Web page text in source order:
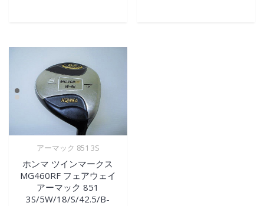
アーマック 851 3S
ホンマ ツインマークス
MG460RF フェアウェイ
アーマック 851
3S/5W/18/S/42.5/B-